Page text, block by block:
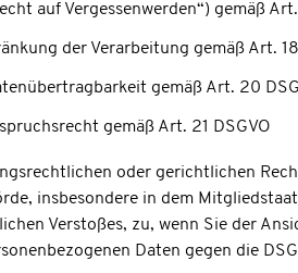
auf Vergessenwerden“) gemäß Art.
der Verarbeitung gemäß Art.
gemäß Art. 20
gemäß Art. 21 DSGVO
oder gerichtlichen
insbesondere in dem
Verstoßes, zu, wenn Sie der
Daten gegen die